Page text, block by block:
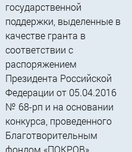
государственной
поддержки, выделенные в
качестве гранта в
соответствии c
распоряжением
Президента Российской
Федерации от 05.04.2016
№ 68-рп и на основании
конкурса, проведенного
Благотворительным